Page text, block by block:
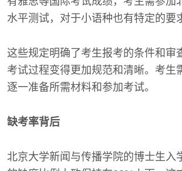
水平测试，对于小语种也有特定的要
这些规定明确了考生报考的条件和审
考试过程变得更加规范和清晰。考生
逐一准备所需材料和参加考试。
缺考率背后
北京大学新闻与传播学院的博士生入